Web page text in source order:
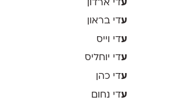
עדי ארדון
עדי בראון
עדי וייס
עדי יוחליס
עדי כהן
עדי נחום